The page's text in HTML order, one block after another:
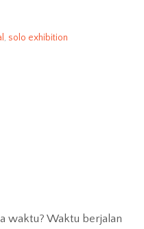
, solo exhibition
waktu? Waktu berjalan